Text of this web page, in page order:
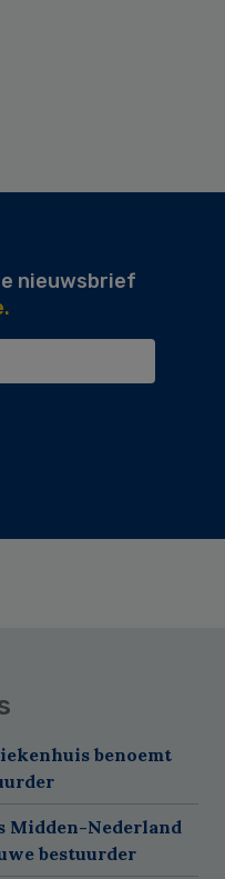
nieuwsbrief
benoemt
Midden-Nederland
bestuurder